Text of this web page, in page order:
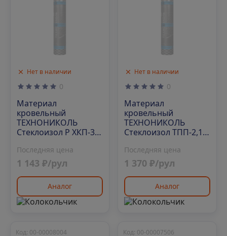
Нет в наличии
0
Материал
кровельный
ТЕХНОНИКОЛЬ
Стеклоизол Р ХКП-3,5
Последняя цена
1 143 ₽/рул
Аналог
Нет в наличии
0
Материал
кровельный
ТЕХНОНИКОЛЬ
Стеклоизол ТПП-2,1,
Последняя цена
1 370 ₽/рул
Аналог
Код: 00-00008004 Код: 00-00007506